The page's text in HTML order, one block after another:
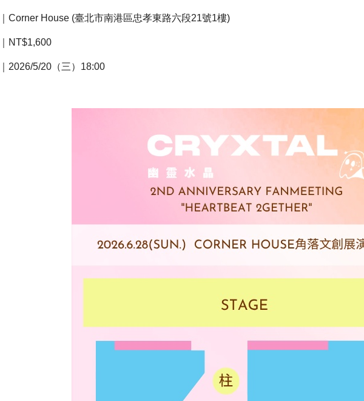
Corner House (臺北市南港區忠孝東路六段21號1樓)
2026/5/20（三）18:00